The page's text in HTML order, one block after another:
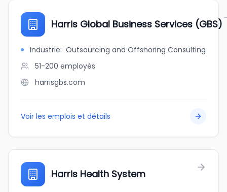
Harris Global Business Services (GBS)
Industrie: Outsourcing and Offshoring Consulting
51-200 employés
harrisgbs.com
Voir les emplois et détails
Harris Health System